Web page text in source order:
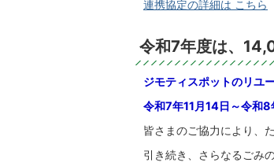
連携協定の詳細は こちら
令和7年度は、
ジモティスポットのリユ
令和7年11月14日～令和8
皆さまのご協力により、
引き続き、さらなるごみ